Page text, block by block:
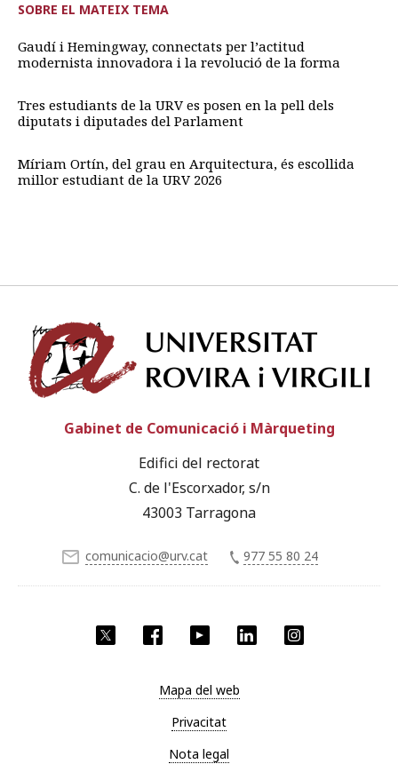
SOBRE EL MATEIX TEMA
Gaudí i Hemingway, connectats per l’actitud
modernista innovadora i la revolució de la forma
Tres estudiants de la URV es posen en la pell dels
diputats i diputades del Parlament
Míriam Ortín, del grau en Arquitectura, és escollida
millor estudiant de la URV 2026
Facebook YouTube LinkedIn
Gabinet de Comunicació i Màrqueting
Edifici del rectorat
C. de l'Escorxador, s/n
43003 Tarragona
comunicacio@urv.cat 977 55 80 24
Mapa del web
Privacitat
Nota legal